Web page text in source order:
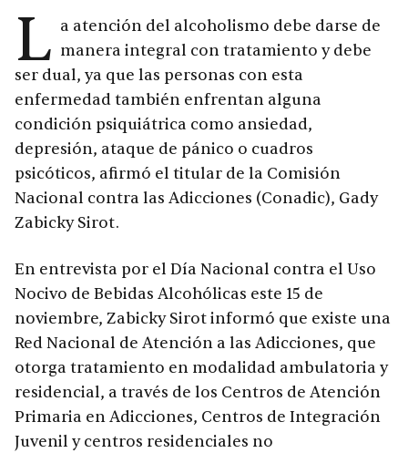
L a atención del alcoholismo debe darse de
manera integral con tratamiento y debe
ser dual, ya que las personas con esta
enfermedad también enfrentan alguna
condición psiquiátrica como ansiedad,
depresión, ataque de pánico o cuadros
psicóticos, afirmó el titular de la Comisión
Nacional contra las Adicciones (Conadic), Gady
Zabicky Sirot.
En entrevista por el Día Nacional contra el Uso
Nocivo de Bebidas Alcohólicas este 15 de
noviembre, Zabicky Sirot informó que existe una
Red Nacional de Atención a las Adicciones, que
otorga tratamiento en modalidad ambulatoria y
residencial, a través de los Centros de Atención
Primaria en Adicciones, Centros de Integración
Juvenil y centros residenciales no